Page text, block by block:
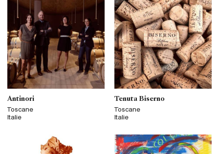
Antinori
Toscane
Italie
Tenuta Biserno
Toscane
Italie